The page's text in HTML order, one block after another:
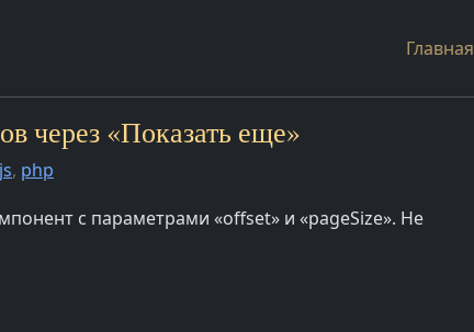
Главная
через «Показать еще»
js, php
с параметрами «offset» и «pageSize». Не